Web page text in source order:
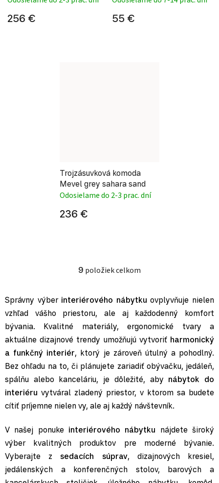
256 € 55 €
Trojzásuvková komoda
Mevel grey sahara sand
Odosielame do 2-3 prac. dní
236 €
Ovládacie prvky výpisu
9 položiek celkom
Správny výber interiérového nábytku ovplyvňuje nielen
vzhľad vášho priestoru, ale aj každodenný komfort
bývania. Kvalitné materiály, ergonomické tvary a
aktuálne dizajnové trendy umožňujú vytvoriť harmonický
a funkčný interiér, ktorý je zároveň útulný a pohodlný.
Bez ohľadu na to, či plánujete zariadiť obývačku, jedáleň,
spálňu alebo kanceláriu, je dôležité, aby nábytok do
interiéru vytváral zladený priestor, v ktorom sa budete
cítiť príjemne nielen vy, ale aj každý návštevník.
V našej ponuke interiérového nábytku nájdete široký
výber kvalitných produktov pre moderné bývanie.
Vyberajte zsedacích súprav, dizajnových kresiel,
jedálenských a konferenčných stolov, barových a